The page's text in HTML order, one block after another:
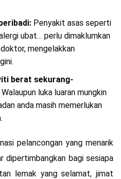
Penyakit asas seperti
ubat… perlu dimaklumkan
mengelakkan
berat sekurang-
luka luaran mungkin
anda masih memerlukan
pelancongan yang menarik
dipertimbangkan bagi sesiapa
lemak yang selamat, jimat